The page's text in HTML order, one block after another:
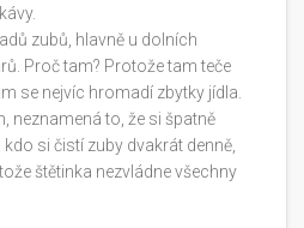
zubů, hlavně u dolních
Proč tam? Protože tam teče
se nejvíc hromadí zbytky jídla.
neznamená to, že si špatně
si čistí zuby dvakrát denně,
štětinka nezvládne všechny